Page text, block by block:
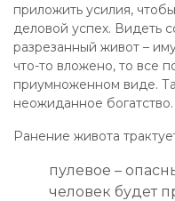
приложить усилия,
деловой успех. Видеть
разрезанный живот –
что-то вложено, то все
приумноженном виде.
неожиданное богатство.
Ранение живота
пулевое –
человек будет